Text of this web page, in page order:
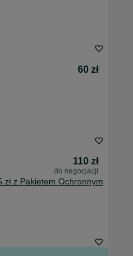
60 zł
110 zł
do negocjacji
zł z Pakietem Ochronnym